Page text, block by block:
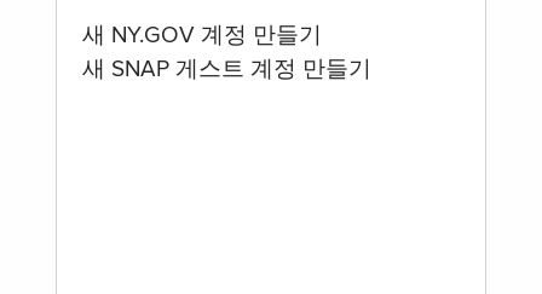
새 NY.GOV 계정 만들기
새 SNAP 게스트 계정 만들기